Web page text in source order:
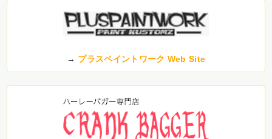
→ プラスペイントワーク Web Site